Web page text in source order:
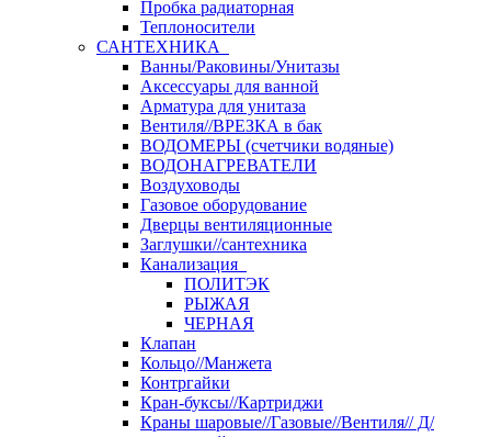
Пробка радиаторная
Теплоносители
САНТЕХНИКА
Ванны/Раковины/Унитазы
Аксессуары для ванной
Арматура для унитаза
Вентиля//ВРЕЗКА в бак
ВОДОМЕРЫ (счетчики водяные)
ВОДОНАГРЕВАТЕЛИ
Воздуховоды
Газовое оборудование
Дверцы вентиляционные
Заглушки//сантехника
Канализация
ПОЛИТЭК
РЫЖАЯ
ЧЕРНАЯ
Клапан
Кольцо//Манжета
Контргайки
Кран-буксы//Картриджи
Краны шаровые//Газовые//Вентиля// Д/